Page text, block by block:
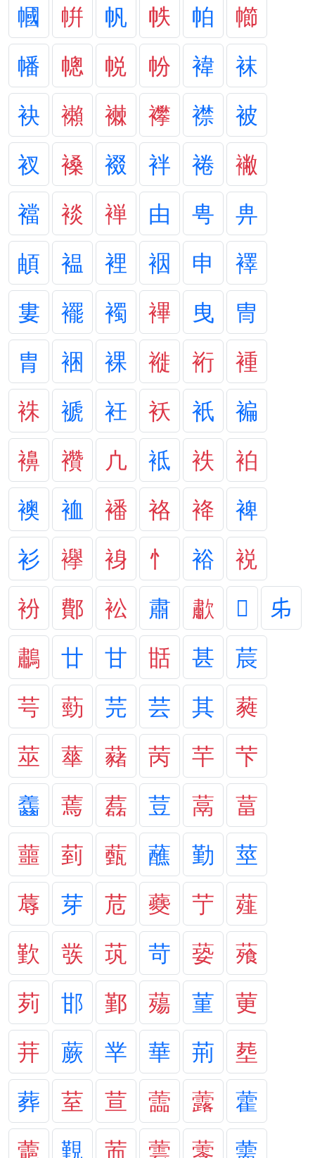
幗
帲 帆 帙 帕
幯
幡
幒 帨 帉 褘
袜
袂
襰 襋 襻 襟
被
衩
褬 裰 袢 裷
襒
襠
裧 褝 由 甹
畁
頔
褞 裡 裀 申
襗
婁
襬 襡 襅 曳
冑
胄
裍 裸 褷 裄
褈
袾
褫 衽 袄 衹
褊
襣
襸 凣 袛 袟
袙
襖
裇 襎 袼 袶
裨
衫
襷 裑 忄 裕
裞
衯
鄪 衳 肅 歗 𣶒
𠂔
鷫
廿 甘 甛 甚
莀
芌
葝 芫 芸 其
蕤
莁
蕐 藸 苪 芉
芐
齹
蔫 藞 荳 蒚
葍
蘁
菿 薽 蘸 勤
莖
蓐
芽 苊 蘷 艼
薤
歏
彂 茿 苛 蒆
薞
茢
邯 鄞 薚 菫
莄
茾
蕨 丵 華 荊
塟
葬
荎 荁 蘦 虂
藿
蘎
覲 荋 蕓 蕶 薷